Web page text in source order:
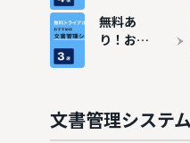
方も紹介
管理シス
テム7選
無料あ
り！おす
選
文書管理システ